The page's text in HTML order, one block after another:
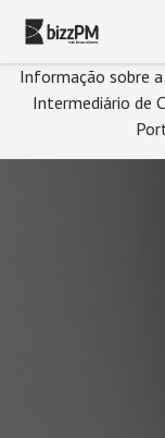
Informação sobre
Intermediário de